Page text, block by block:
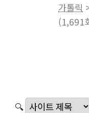
가톨릭
(1,691
🔍